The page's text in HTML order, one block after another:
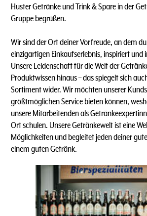
Huster Getränke und Trink & Spare in der
Gruppe begrüßen.
Wir sind der Ort deiner Vorfreude, an dem
einzigartigen Einkaufserlebnis, inspiriert
Unsere Leidenschaft für die Welt der
Produktwissen hinaus – das spiegelt sich
Sortiment wider. Wir möchten unserer
größtmöglichen Service bieten können,
unsere Mitarbeitenden als
Ort schulen. Unsere Getränkewelt ist eine
Möglichkeiten und begleitet jeden deiner
einem guten Getränk.